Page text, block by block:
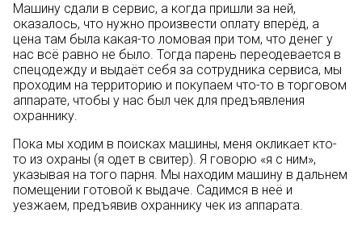
Машину сдали в сервис, а когда пришли за ней,
оказалось, что нужно произвести оплату вперёд, а
цена там была какая-то ломовая при том, что денег у
нас всё равно не было. Тогда парень переодевается в
спецодежду и выдаёт себя за сотрудника сервиса, мы
проходим на территорию и покупаем что-то в торговом
аппарате, чтобы у нас был чек для предъявления
охраннику.
Пока мы ходим в поисках машины, меня окликает кто-
то из охраны (я одет в свитер). Я говорю «я с ним»,
указывая на того парня. Мы находим машину в дальнем
помещении готовой к выдаче. Садимся в неё и
уезжаем, предъявив охраннику чек из аппарата.